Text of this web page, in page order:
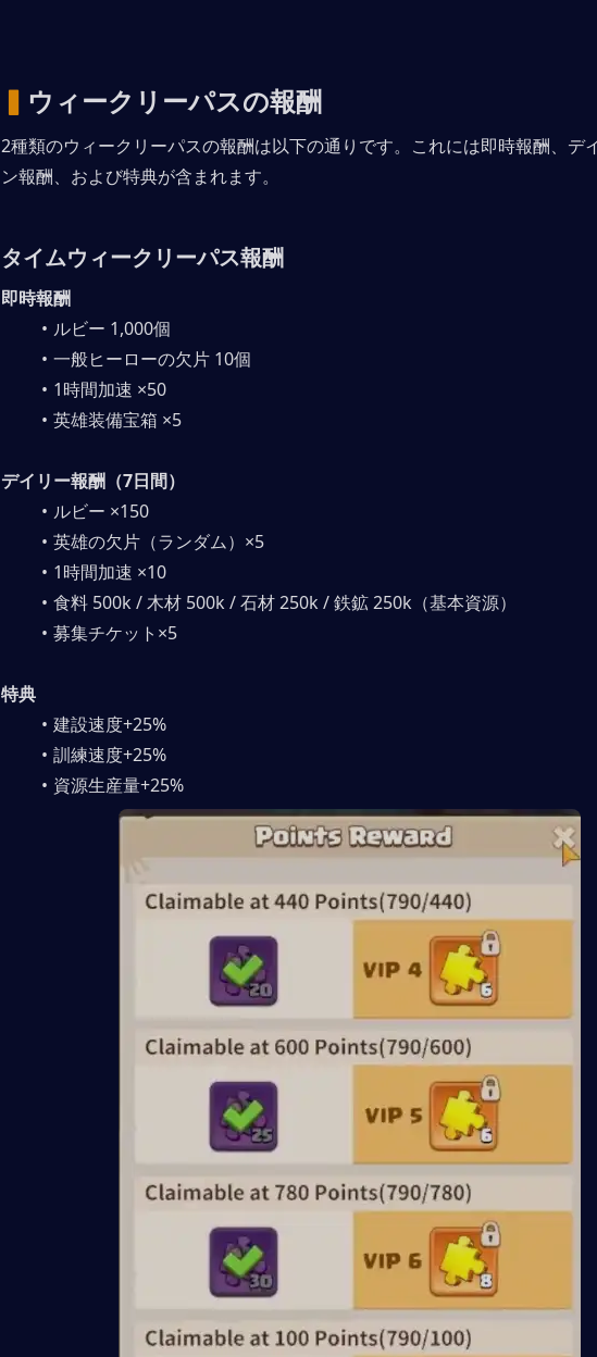
▍ ウィークリーパスの報酬
2種類のウィークリーパスの報酬は以下の通りです。これには即時報酬、デ
ン報酬、および特典が含まれます。
タイムウィークリーパス報酬
即時報酬
ルビー 1,000個
一般ヒーローの欠片 10個
1時間加速 ×50
英雄装備宝箱 ×5
デイリー報酬（7日間）
ルビー ×150
英雄の欠片（ランダム）×5
1時間加速 ×10
食料 500k / 木材 500k / 石材 250k / 鉄鉱 250k（基本資源）
募集チケット×5
特典
建設速度+25%
訓練速度+25%
資源生産量+25%